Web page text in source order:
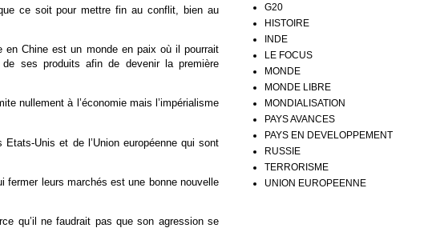
ce soit pour mettre fin au conflit, bien au
en Chine est un monde en paix où il pourrait
ses produits afin de devenir la première
nullement à l’économie mais l’impérialisme
Unis et de l’Union européenne qui sont
fermer leurs marchés est une bonne nouvelle
qu’il ne faudrait pas que son agression se
G20
HISTOIRE
INDE
LE FOCUS
MONDE
MONDE LIBRE
MONDIALISATION
PAYS AVANCES
PAYS EN DEVELOPPEMENT
RUSSIE
TERRORISME
UNION EUROPEENNE